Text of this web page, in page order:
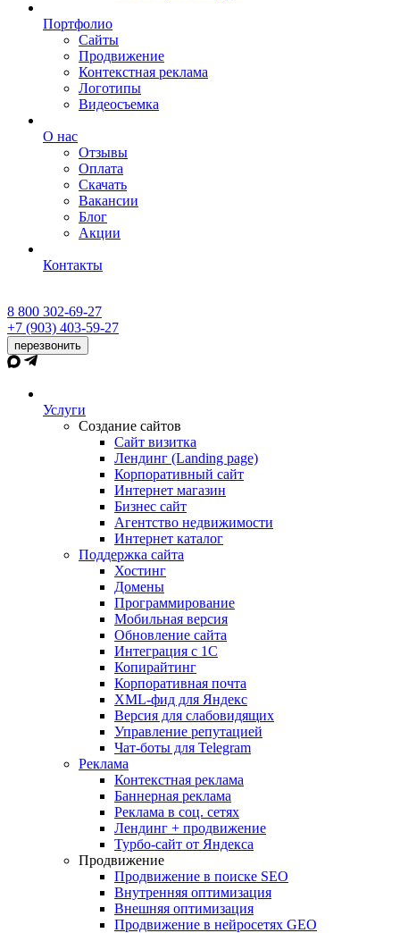
Портфолио
Сайты
Продвижение
Контекстная реклама
Логотипы
Видеосъемка
О нас
Отзывы
Оплата
Скачать
Вакансии
Блог
Акции
Контакты
8 800 302-69-27
+7 (903) 403-59-27
перезвонить
Услуги
Создание сайтов
Сайт визитка
Лендинг (Landing page)
Корпоративный сайт
Интернет магазин
Бизнес сайт
Агентство недвижимости
Интернет каталог
Поддержка сайта
Хостинг
Домены
Программирование
Мобильная версия
Обновление сайта
Интеграция с 1С
Копирайтинг
Корпоративная почта
XML-фид для Яндекс
Версия для слабовидящих
Управление репутацией
Чат-боты для Telegram
Реклама
Контекстная реклама
Баннерная реклама
Реклама в соц. сетях
Лендинг + продвижение
Турбо-сайт от Яндекса
Продвижение
Продвижение в поиске SEO
Внутренняя оптимизация
Внешняя оптимизация
Продвижение в нейросетях GEO